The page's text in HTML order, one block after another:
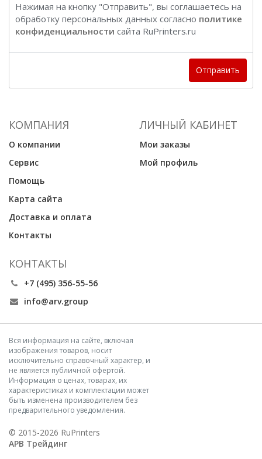
Нажимая на кнопку "Отправить", вы соглашаетесь на
обработку персональных данных согласно политике
конфиденциальности сайта RuPrinters.ru
Отправить
КОМПАНИЯ
О компании
Сервис
Помощь
Карта сайта
Доставка и оплата
Контакты
ЛИЧНЫЙ КАБИНЕТ
Мои заказы
Мой профиль
КОНТАКТЫ
+7 (495) 356-55-56
info@arv.group
Вся информация на сайте, включая
изображения товаров, носит
исключительно справочный характер, и
не является публичной офертой.
Информация о ценах, товарах, их
характеристиках и комплектации может
быть изменена производителем без
предварительного уведомления.
© 2015-2026 RuPrinters
АРВ Трейдинг